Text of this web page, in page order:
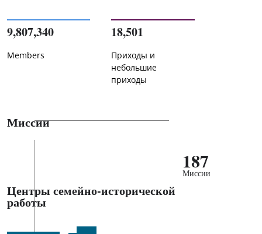
9,807,340
Members
18,501
Приходы и
небольшие
приходы
Миссии
187
Миссии
Центры семейно-исторической
работы